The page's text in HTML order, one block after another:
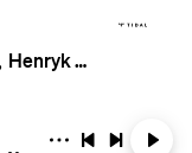
Henryk Miskiewicz